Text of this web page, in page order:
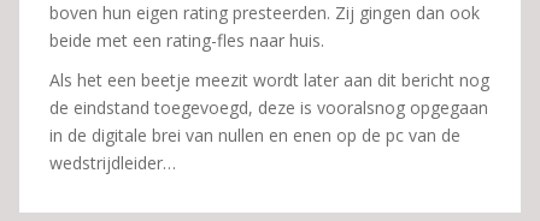
boven hun eigen rating presteerden. Zij gingen dan ook
beide met een rating-fles naar huis.
Als het een beetje meezit wordt later aan dit bericht nog
de eindstand toegevoegd, deze is vooralsnog opgegaan
in de digitale brei van nullen en enen op de pc van de
wedstrijdleider…